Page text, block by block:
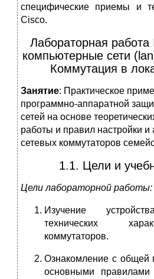
специфические приемы и
Cisco.
Лабораторная
компьютерные сети
Коммутация в
Занятие: Практическое
программно-аппаратной
сетей на основе
работы и правил настройки
сетевых коммутаторов
1.1. Цели и
Цели лабораторной работы:
Изучение
технических
коммутаторов.
Ознакомление с общей
основными правилами